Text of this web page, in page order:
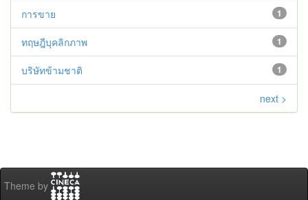
1
การขาย
1
ทฤษฎีบุคลิกภาพ
1
บริษัทข้ามชาติ
next >
Theme by